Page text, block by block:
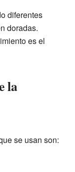
diferentes
doradas.
es el
la
se usan son: